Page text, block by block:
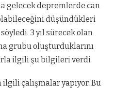
gelecek depremlerde can
düşündükleri
3 yıl sürecek olan
grubu oluşturduklarını
ilgili şu bilgileri verdi
ilgili çalışmalar yapıyor. Bu